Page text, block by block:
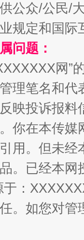
公众/公民/
规定和国
问题：
网”
理笔名和
映投诉报
你在本传
用。但未
。已经本
于：
。如您对